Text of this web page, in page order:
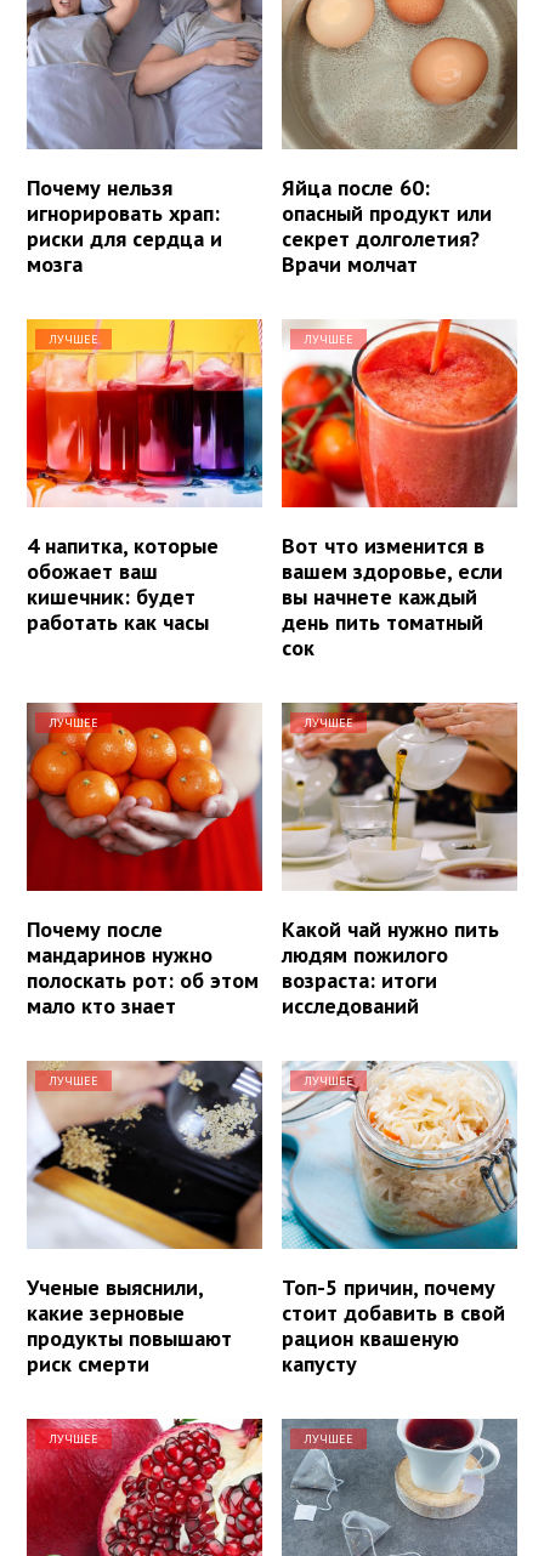
Почему нельзя
игнорировать храп:
риски для сердца и
мозга
Яйца после 60:
опасный продукт или
секрет долголетия?
Врачи молчат
ЛУЧШЕЕ
4 напитка, которые
обожает ваш
кишечник: будет
работать как часы
ЛУЧШЕЕ
Вот что изменится в
вашем здоровье, если
вы начнете каждый
день пить томатный
сок
ЛУЧШЕЕ
Почему после
мандаринов нужно
полоскать рот: об этом
мало кто знает
ЛУЧШЕЕ
Какой чай нужно пить
людям пожилого
возраста: итоги
исследований
ЛУЧШЕЕ
Ученые выяснили,
какие зерновые
продукты повышают
риск смерти
ЛУЧШЕЕ
Топ-5 причин, почему
стоит добавить в свой
рацион квашеную
капусту
ЛУЧШЕЕ ЛУЧШЕЕ